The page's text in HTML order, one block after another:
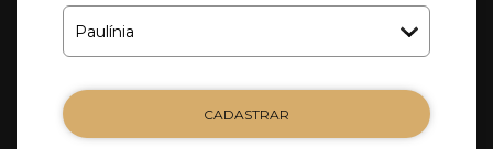
CADASTRAR